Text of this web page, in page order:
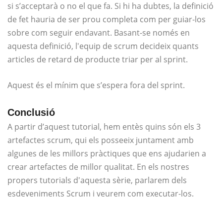
si s’acceptarà o no el que fa. Si hi ha dubtes, la definició
de fet hauria de ser prou completa com per guiar-los
sobre com seguir endavant. Basant-se només en
aquesta definició, l'equip de scrum decideix quants
articles de retard de producte triar per al sprint.
Aquest és el mínim que s’espera fora del sprint.
Conclusió
A partir d’aquest tutorial, hem entès quins són els 3
artefactes scrum, qui els posseeix juntament amb
algunes de les millors pràctiques que ens ajudarien a
crear artefactes de millor qualitat. En els nostres
propers tutorials d'aquesta sèrie, parlarem dels
esdeveniments Scrum i veurem com executar-los.